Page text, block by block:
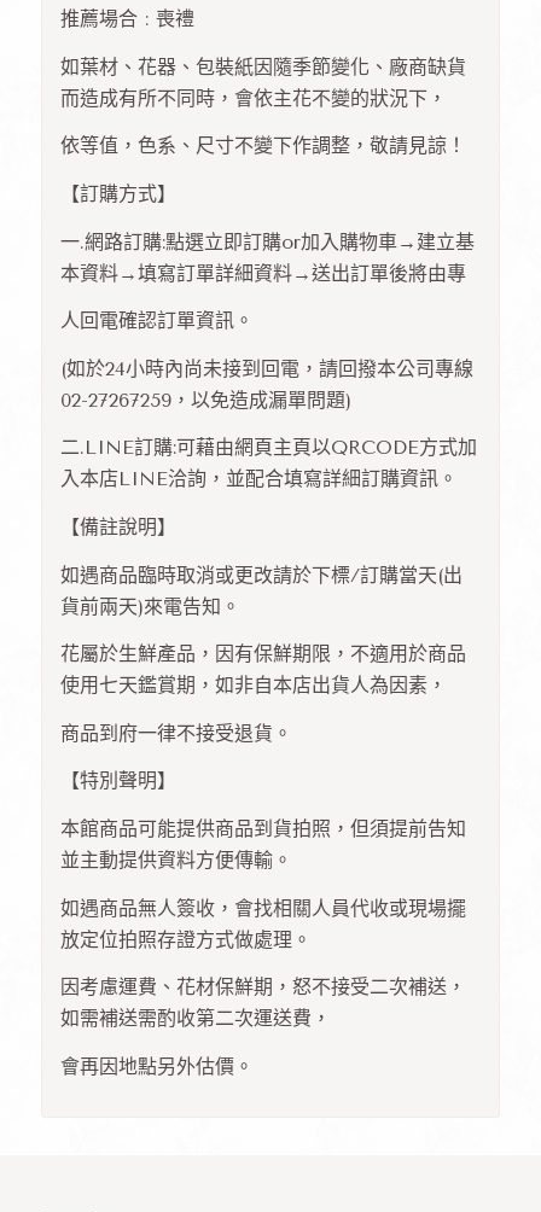
推薦場合 : 喪禮
如葉材、花器、包裝紙因隨季節變化、廠商缺貨
而造成有所不同時，會依主花不變的狀況下，
依等值，色系、尺寸不變下作調整，敬請見諒！
【訂購方式】
一.網路訂購:點選立即訂購or加入購物車→建立基
本資料→填寫訂單詳細資料→送出訂單後將由專
人回電確認訂單資訊。
(如於24小時內尚未接到回電，請回撥本公司專線
02-27267259，以免造成漏單問題)
二.LINE訂購:可藉由網頁主頁以QRCODE方式加
入本店LINE洽詢，並配合填寫詳細訂購資訊。
【備註說明】
如遇商品臨時取消或更改請於下標/訂購當天(出
貨前兩天)來電告知。
花屬於生鮮產品，因有保鮮期限，不適用於商品
使用七天鑑賞期，如非自本店出貨人為因素，
商品到府一律不接受退貨。
【特別聲明】
本館商品可能提供商品到貨拍照，但須提前告知
並主動提供資料方便傳輸。
如遇商品無人簽收，會找相關人員代收或現場擺
放定位拍照存證方式做處理。
因考慮運費、花材保鮮期，怒不接受二次補送，
如需補送需酌收第二次運送費，
會再因地點另外估價。